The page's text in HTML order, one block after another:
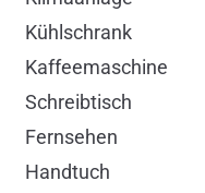
Kühlschrank
Kaffeemaschine
Schreibtisch
Fernsehen
Handtuch